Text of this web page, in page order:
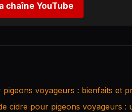
chaîne YouTube
voyageurs : bienfaits et
cidre pour pigeons voyageurs :